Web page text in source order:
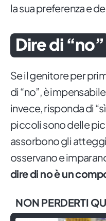
la sua preferenza e
Dire di “no”
Se il genitore per
di “no”, è
invece, risponda di
piccoli sono delle
assorbono gli
osservano e
dire di no è un
NON PERDERTI